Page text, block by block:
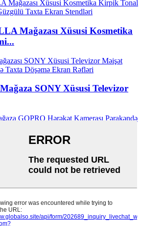
Mağazası Xüsusi Kosmetika
SONY Xüsusi Televizor
GOPRO Hərəkətli
Avtomobil Dinamik Səs Rəfi